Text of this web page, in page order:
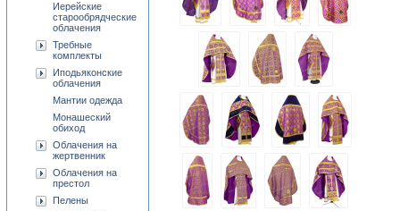
Иерейские
старообрядческие
облачения
Требные
комплекты
Иподьяконские
облачения
Мантии одежда
Монашеский
обиход
Облачения на
жертвенник
Облачения на
престол
Пелены